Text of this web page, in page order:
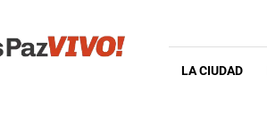
LA CIUDAD